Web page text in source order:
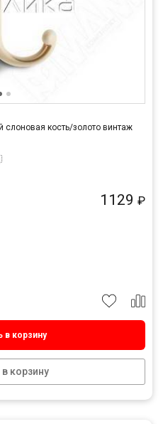
кость/золото винтаж
1129 ₽
в корзину
корзину